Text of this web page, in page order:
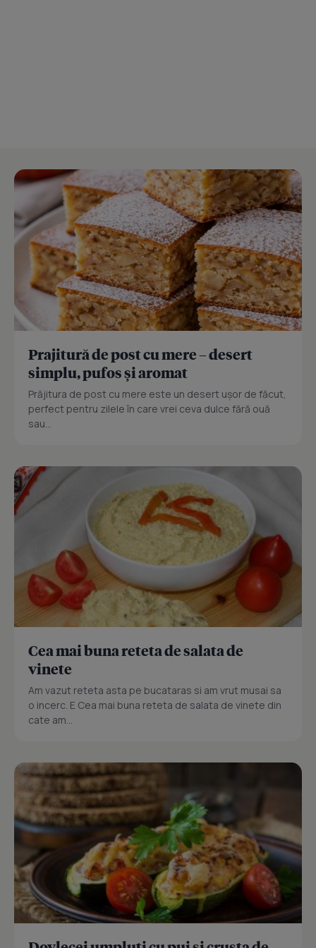
Prajitură de post cu mere – desert
simplu, pufos și aromat
Prăjitura de post cu mere este un desert ușor de făcut,
perfect pentru zilele în care vrei ceva dulce fără ouă
sau...
Cea mai buna reteta de salata de
vinete
Am vazut reteta asta pe bucataras si am vrut musai sa
o incerc. E Cea mai buna reteta de salata de vinete din
cate am...